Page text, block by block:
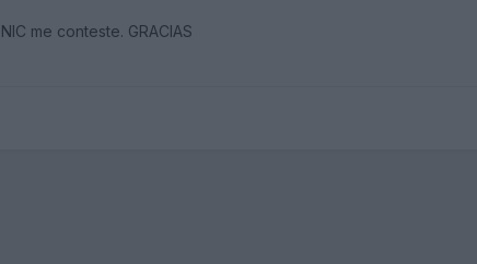
me conteste. GRACIAS